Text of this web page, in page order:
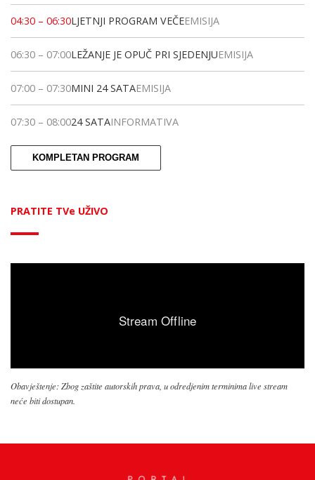
04:30 – 06:30LJETNJI PROGRAM VEČEEMISIJA
06:30 – 07:00LEŽANJE JE OPUČ PRI SJEDENJUEMISIJA
07:00 – 07:30MINI 24 SATAEMISIJA
07:30 – 08:0024 SATAINFORMATIVA
KOMPLETAN PROGRAM
PRATITE TVe UŽIVO
Obavještenje: Zbog zaštite autorskih prava, u odredjenim terminima live stream
neće biti dostupan.